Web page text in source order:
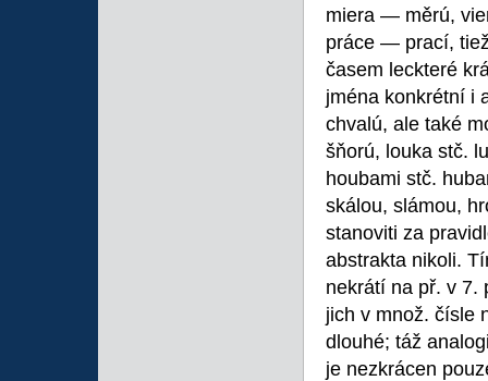
miera — měrú,
práce — prací,
časem leckteré
jména konkrétní i
chvalú, ale také
šňorú, louka stč.
houbami stč.
skálou, slámou,
stanoviti za
abstrakta nikoli.
nekrátí na př. v 7.
jich v množ. čísle
dlouhé; táž
je nezkrácen